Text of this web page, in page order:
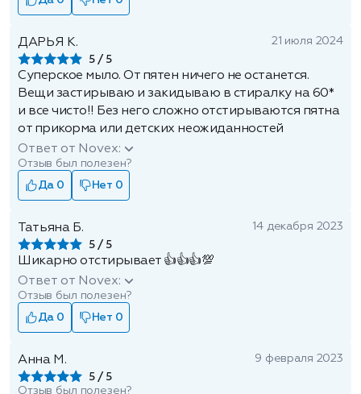
ДАРЬЯ К.
5
21 июля 2024
Суперское мыло. От пятен ничего не останется.
Вещи застирываю и закидываю в стиралку на 60*
и все чисто!! Без него сложно отстирываются пятна
от прикорма или детских неожиданностей
Ответ от Novex:
Отзыв был полезен?
Да 0
Нет 0
Татьяна Б.
5
14 декабря 2023
Шикарно отстирывает 👍👍👍💯
Ответ от Novex:
Отзыв был полезен?
Да 0
Нет 0
Анна М.
5
9 февраля 2023
Отзыв был полезен?